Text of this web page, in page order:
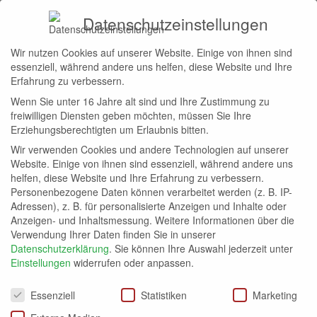
Start Eurowings Gold
EUROWINGS GOLD
Abos Allgemein Avios Bahn.bonus bonusmiles
Keine Beiträge vorhanden
Datenschutzeinstellungen
Wir nutzen Cookies auf unserer Website. Einige von ihnen sind
essenziell, während andere uns helfen, diese Website und Ihre
Erfahrung zu verbessern.
Wenn Sie unter 16 Jahre alt sind und Ihre Zustimmung zu
freiwilligen Diensten geben möchten, müssen Sie Ihre
Erziehungsberechtigten um Erlaubnis bitten.
Wir verwenden Cookies und andere Technologien auf unserer
Website. Einige von ihnen sind essenziell, während andere uns
helfen, diese Website und Ihre Erfahrung zu verbessern.
Personenbezogene Daten können verarbeitet werden (z. B. IP-
Adressen), z. B. für personalisierte Anzeigen und Inhalte oder
Anzeigen- und Inhaltsmessung. Weitere Informationen über die
Verwendung Ihrer Daten finden Sie in unserer
Datenschutzerklärung. Sie können Ihre Auswahl jederzeit unter
Einstellungen widerrufen oder anpassen.
Datenschutzeinstellungen
Essenziell Statistiken
Marketing